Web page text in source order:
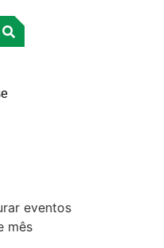
eventos
mês